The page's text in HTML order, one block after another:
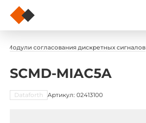
Модули согласования дискретных сигналов
SCMD-MIAC5A
Dataforth Артикул: 02413100